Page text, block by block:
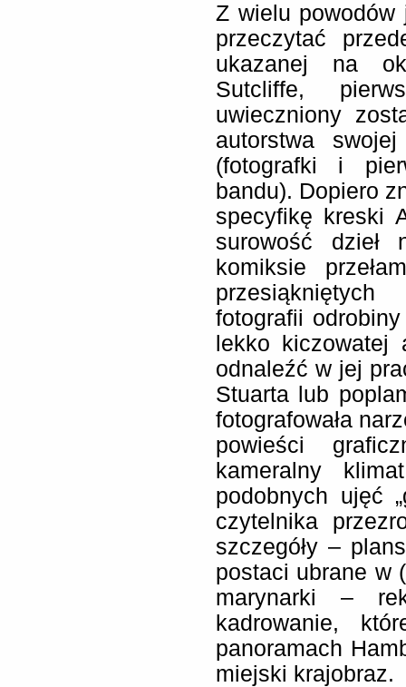
Z wielu
przeczytać
ukazanej na
Sutcliffe,
uwieczniony
autorstwa
(fotografki i
bandu). Dopiero
specyfikę kreski
surowość dzieł
komiksie
fotografii
lekko kiczowatej
odnaleźć w jej
Stuarta lub
fotografowała
powieści
kameralny
podobnych ujęć
czytelnika
szczegóły –
postaci ubrane w
marynarki –
kadrowanie,
panoramach
miejski krajobraz.